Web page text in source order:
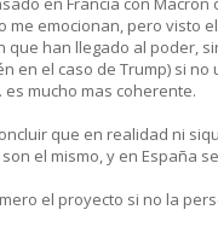
me emocionan, pero visto
que han llegado al poder,
en el caso de Trump) si no
es mucho mas coherente.
que en realidad ni
el mismo, y en España
el proyecto si no la